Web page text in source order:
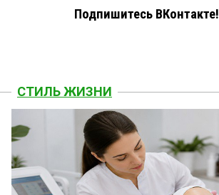
Подпишитесь ВКонтакте!
СТИЛЬ ЖИЗНИ